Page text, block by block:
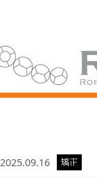
2025.09.16 矯正